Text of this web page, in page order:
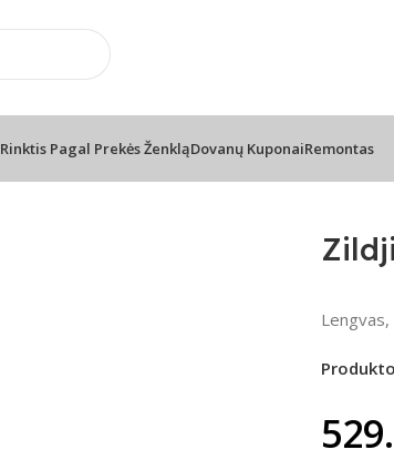
Rinktis Pagal Prekės ŽenkląDovanų KuponaiRemontas